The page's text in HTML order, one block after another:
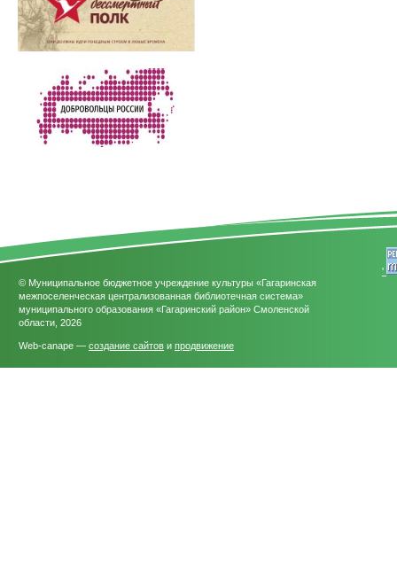
© Муниципальное бюджетное учреждение культуры «Гагаринская
межпоселенческая централизованная библиотечная система»
муниципального образования «Гагаринский район» Смоленской
области, 2026
Web-canape — создание сайтов и продвижение
'